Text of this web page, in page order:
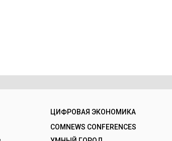
ЦИФРОВАЯ ЭКОНОМИКА
COMNEWS CONFERENCES